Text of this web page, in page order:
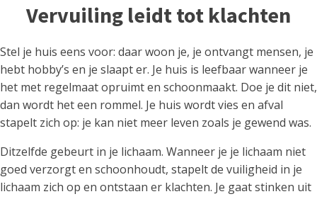
Vervuiling leidt tot klachten
Stel je huis eens voor: daar woon je, je ontvangt mensen, je
hebt hobby’s en je slaapt er. Je huis is leefbaar wanneer je
het met regelmaat opruimt en schoonmaakt. Doe je dit niet,
dan wordt het een rommel. Je huis wordt vies en afval
stapelt zich op: je kan niet meer leven zoals je gewend was.
Ditzelfde gebeurt in je lichaam. Wanneer je je lichaam niet
goed verzorgt en schoonhoudt, stapelt de vuiligheid in je
lichaam zich op en ontstaan er klachten. Je gaat stinken uit